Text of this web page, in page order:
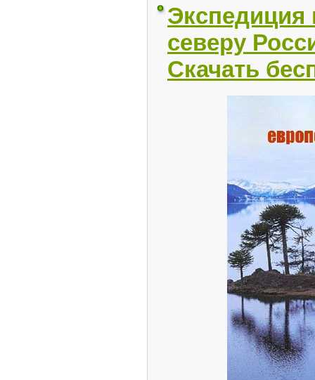
Экспедиция
северу
Скачать